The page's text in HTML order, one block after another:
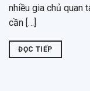
nhiều gia chủ quan
cần […]
ĐỌC TIẾP